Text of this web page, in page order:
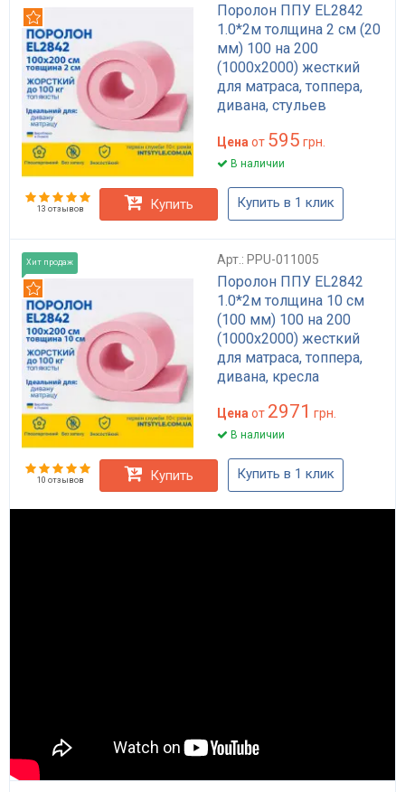
Поролон ППУ EL2842
1.0*2м толщина 2 см (20
мм) 100 на 200
(1000х2000) жесткий
для матраса, топпера,
дивана, стульев
Цена от 595 грн.
В наличии
13 отзывов Купить Купить в 1 клик
Хит продаж Арт.: PPU-011005
Поролон ППУ EL2842
1.0*2м толщина 10 см
(100 мм) 100 на 200
(1000х2000) жесткий
для матраса, топпера,
дивана, кресла
Цена от 2971 грн.
В наличии
10 отзывов Купить Купить в 1 клик